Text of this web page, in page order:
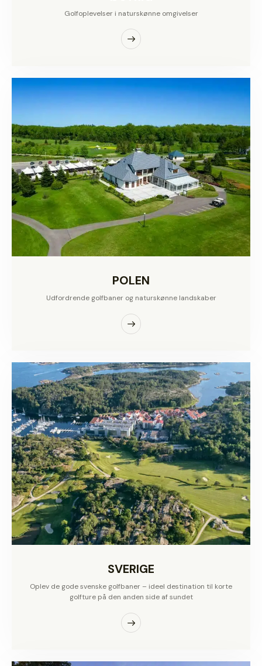
Golfoplevelser i naturskønne omgivelser
POLEN
Udfordrende golfbaner og naturskønne landskaber
SVERIGE
Oplev de gode svenske golfbaner – ideel destination til korte
golfture på den anden side af sundet